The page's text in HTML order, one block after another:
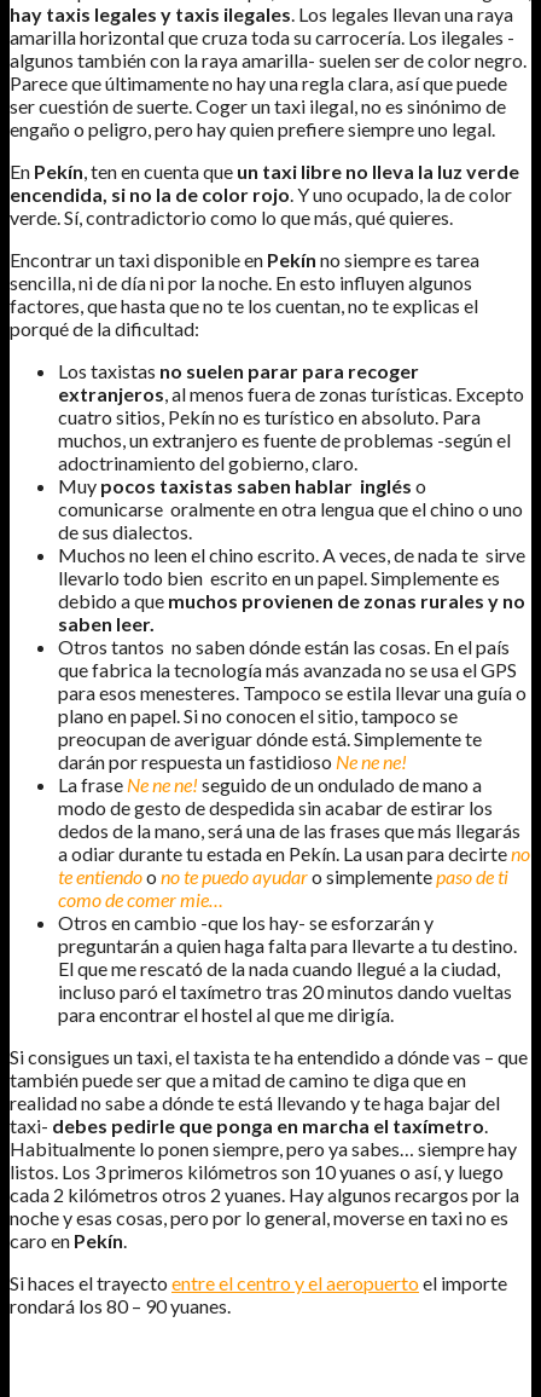
hay taxis legales y taxis ilegales. Los legales llevan una raya
amarilla horizontal que cruza toda su carrocería. Los ilegales -
algunos también con la raya amarilla- suelen ser de color negro.
Parece que últimamente no hay una regla clara, así que puede
ser cuestión de suerte. Coger un taxi ilegal, no es sinónimo de
engaño o peligro, pero hay quien prefiere siempre uno legal.
En Pekín, ten en cuenta que un taxi libre no lleva la luz verde
encendida, si no la de color rojo. Y uno ocupado, la de color
verde. Sí, contradictorio como lo que más, qué quieres.
Encontrar un taxi disponible en Pekín no siempre es tarea
sencilla, ni de día ni por la noche. En esto influyen algunos
factores, que hasta que no te los cuentan, no te explicas el
porqué de la dificultad:
Los taxistas no suelen parar para recoger
extranjeros, al menos fuera de zonas turísticas. Excepto
cuatro sitios, Pekín no es turístico en absoluto. Para
muchos, un extranjero es fuente de problemas -según el
adoctrinamiento del gobierno, claro.
Muy pocos taxistas saben hablar inglés o
comunicarse oralmente en otra lengua que el chino o uno
de sus dialectos.
Muchos no leen el chino escrito. A veces, de nada te sirve
llevarlo todo bien escrito en un papel. Simplemente es
debido a que muchos provienen de zonas rurales y no
saben leer.
Otros tantos no saben dónde están las cosas. En el país
que fabrica la tecnología más avanzada no se usa el GPS
para esos menesteres. Tampoco se estila llevar una guía o
plano en papel. Si no conocen el sitio, tampoco se
preocupan de averiguar dónde está. Simplemente te
darán por respuesta un fastidioso Ne ne ne!
La frase Ne ne ne! seguido de un ondulado de mano a
modo de gesto de despedida sin acabar de estirar los
dedos de la mano, será una de las frases que más llegarás
a odiar durante tu estada en Pekín. La usan para decirteno
te entiendoo no te puedo ayudaro simplementepaso de ti
como de comer mie…
Otros en cambio -que los hay- se esforzarán y
preguntarán a quien haga falta para llevarte a tu destino.
El que me rescató de la nada cuando llegué a la ciudad,
incluso paró el taxímetro tras 20 minutos dando vueltas
para encontrar el hostel al que me dirigía.
Si consigues un taxi, el taxista te ha entendido a dónde vas – que
también puede ser que a mitad de camino te diga que en
realidad no sabe a dónde te está llevando y te haga bajar del
taxi- debes pedirle que ponga en marcha el taxímetro.
Habitualmente lo ponen siempre, pero ya sabes… siempre hay
listos. Los 3 primeros kilómetros son 10 yuanes o así, y luego
cada 2 kilómetros otros 2 yuanes. Hay algunos recargos por la
noche y esas cosas, pero por lo general, moverse en taxi no es
caro en Pekín.
Si haces el trayecto entre el centro y el aeropuertoel importe
rondará los 80 – 90 yuanes.